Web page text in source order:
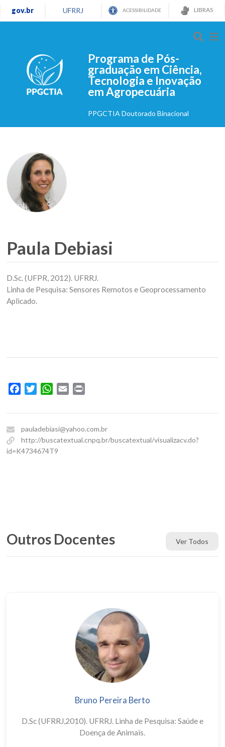
gov.br UFRRJ ACESSIBILIDADE LIBRAS
Programa de Pós-
graduação em Ciência,
Tecnologia e Inovação
em Agropecuária
PPGCTIA Doutorado Binacional
Paula Debiasi
D.Sc. (UFPR, 2012). UFRRJ.
Linha de Pesquisa: Sensores Remotos e Geoprocessamento
Aplicado.
FacebookTwitterWhatsApp
Email
pauladebiasi@yahoo.com.br
http://buscatextual.cnpq.br/buscatextual/visualizacv.do?
id=K4734674T9
Ver Todos
Outros Docentes
Bruno Pereira Berto
D.Sc (UFRRJ,2010). UFRRJ. Linha de Pesquisa: Saúde e
Doença de Animais.